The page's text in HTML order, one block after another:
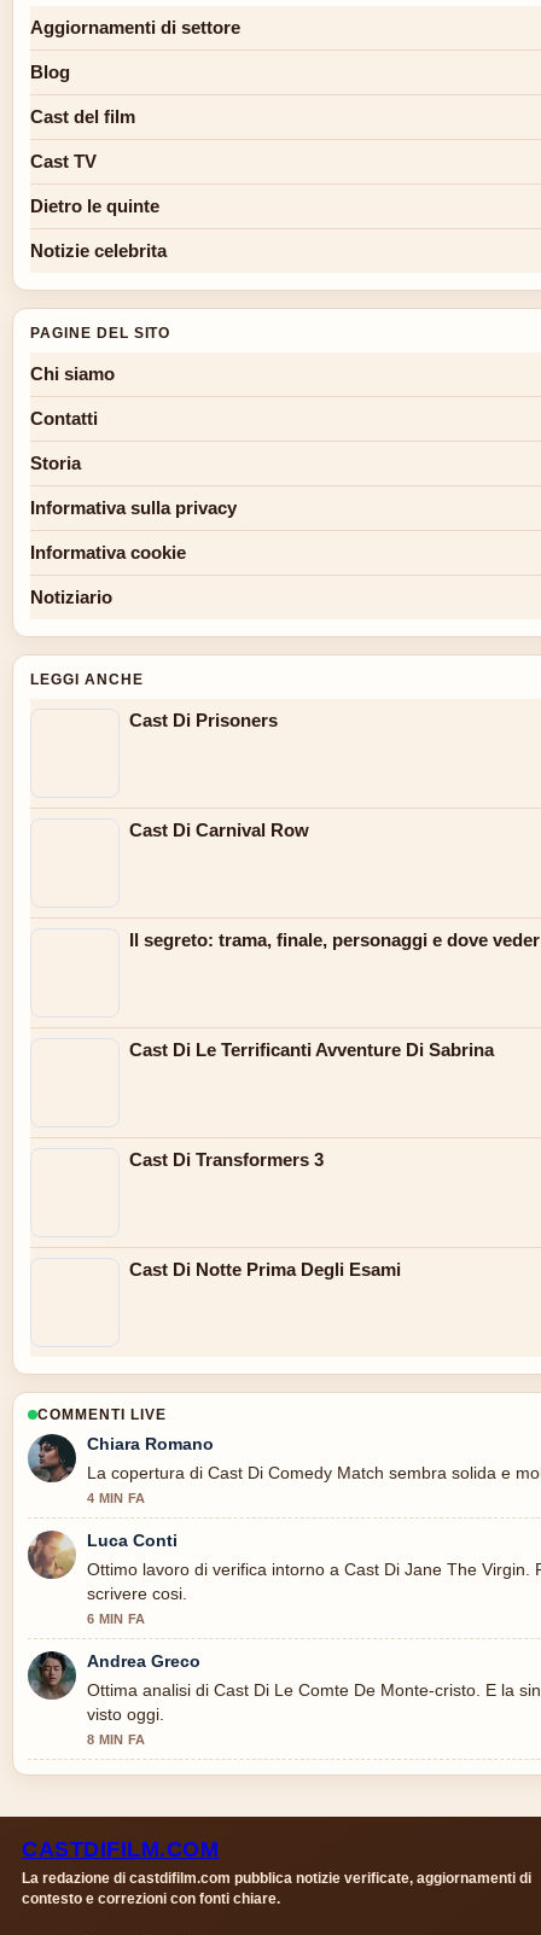
Aggiornamenti di settore
Blog
Cast del film
Cast TV
Dietro le quinte
Notizie celebrita
PAGINE DEL SITO
Chi siamo
Contatti
Storia
Informativa sulla privacy
Informativa cookie
Notiziario
LEGGI ANCHE
Cast Di Prisoners
Cast Di Carnival Row
Il segreto: trama, finale, personaggi e dove
Cast Di Le Terrificanti Avventure Di Sabrina
Cast Di Transformers 3
Cast Di Notte Prima Degli Esami
COMMENTI LIVE
Chiara Romano
La copertura di Cast Di Comedy Match sembra solida e
4 MIN FA
Luca Conti
Ottimo lavoro di verifica intorno a Cast Di Jane The Virgin.
scrivere cosi.
6 MIN FA
Andrea Greco
Ottima analisi di Cast Di Le Comte De Monte-cristo. E la
visto oggi.
8 MIN FA
CASTDIFILM.COM
La redazione di castdifilm.com pubblica notizie verificate, aggiornamenti di
contesto e correzioni con fonti chiare.